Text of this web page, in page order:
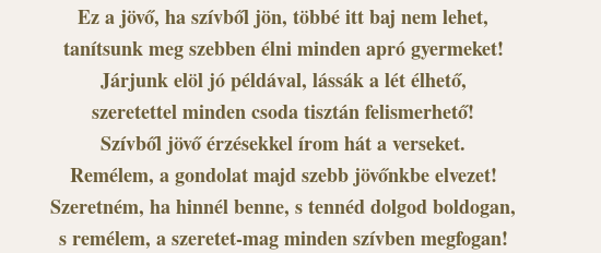
Ez a jövő, ha szívből jön, többé itt baj nem lehet,
tanítsunk meg szebben élni minden apró gyermeket!
Járjunk elöl jó példával, lássák a lét élhető,
szeretettel minden csoda tisztán felismerhető!
Szívből jövő érzésekkel írom hát a verseket.
Remélem, a gondolat majd szebb jövőnkbe elvezet!
Szeretném, ha hinnél benne, s tennéd dolgod boldogan,
s remélem, a szeretet-mag minden szívben megfogan!